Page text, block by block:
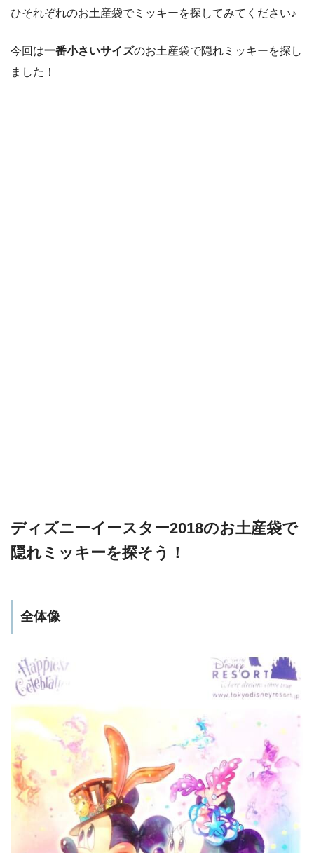
ひそれぞれのお土産袋でミッキーを探してみてください♪
今回は一番小さいサイズのお土産袋で隠れミッキーを探し
ました！
ディズニーイースター2018のお土産袋で
隠れミッキーを探そう！
全体像